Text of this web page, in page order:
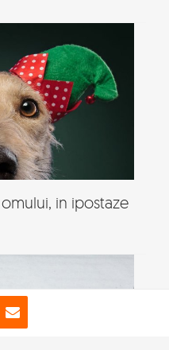
Pin
in ipostaze